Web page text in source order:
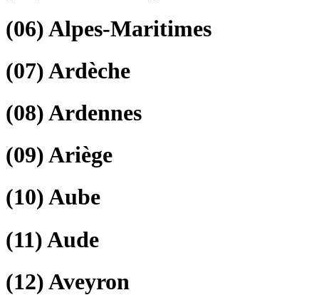
(06)Alpes-Maritimes
(07)Ardèche
(08)Ardennes
(09)Ariège
(10)Aube
(11)Aude
(12)Aveyron